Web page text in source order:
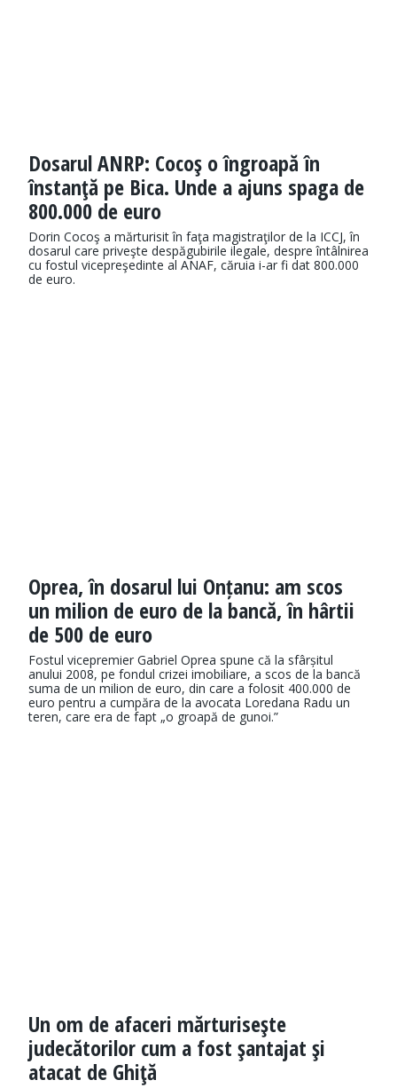
Dosarul ANRP: Cocoş o îngroapă în
înstanţă pe Bica. Unde a ajuns spaga de
800.000 de euro
Dorin Cocoş a mărturisit în faţa magistraţilor de la ICCJ, în
dosarul care priveşte despăgubirile ilegale, despre întâlnirea
cu fostul vicepreşedinte al ANAF, căruia i-ar fi dat 800.000
de euro.
Oprea, în dosarul lui Onțanu: am scos
un milion de euro de la bancă, în hârtii
de 500 de euro
Fostul vicepremier Gabriel Oprea spune că la sfârșitul
anului 2008, pe fondul crizei imobiliare, a scos de la bancă
suma de un milion de euro, din care a folosit 400.000 de
euro pentru a cumpăra de la avocata Loredana Radu un
teren, care era de fapt „o groapă de gunoi.”
Un om de afaceri mărturiseşte
judecătorilor cum a fost şantajat şi
atacat de Ghiţă